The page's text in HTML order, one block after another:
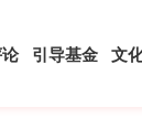
引导基金 文